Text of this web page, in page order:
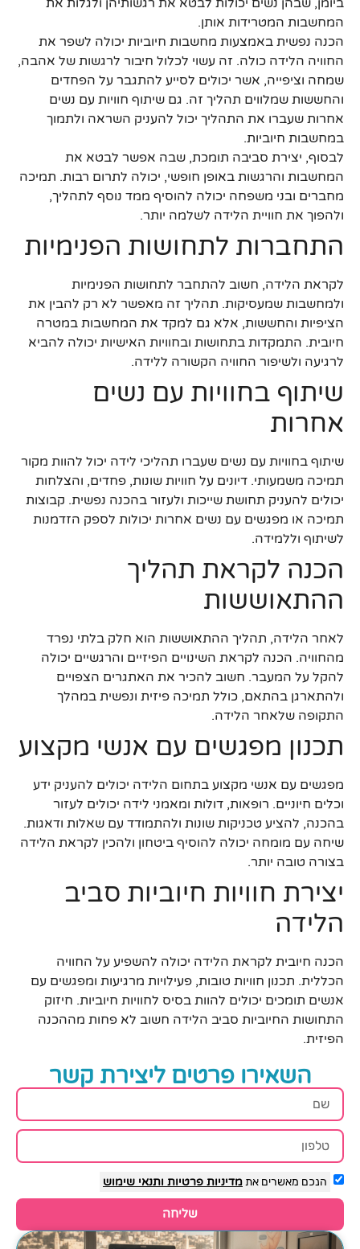
המחשבות המטרידות אותן.
הכנה נפשית באמצעות מחשבות חיוביות יכולה לשפר את
החוויה הלידה כולה. זה עשוי לכלול חיבור לרגשות של אהבה,
שמחה וציפייה, אשר יכולים לסייע להתגבר על הפחדים
והחששות שמלווים תהליך זה. גם שיתוף חוויות עם נשים
אחרות שעברו את התהליך יכול להעניק השראה ולתמוך
במחשבות חיוביות.
לבסוף, יצירת סביבה תומכת, שבה אפשר לבטא את
המחשבות והרגשות באופן חופשי, יכולה לתרום רבות. תמיכה
מחברים ובני משפחה יכולה להוסיף ממד נוסף לתהליך,
ולהפוך את חוויית הלידה לשלמה יותר.
התחברות לתחושות הפנימיות
לקראת הלידה, חשוב להתחבר לתחושות הפנימיות
ולמחשבות שמעסיקות. תהליך זה מאפשר לא רק להבין את
הציפיות והחששות, אלא גם למקד את המחשבות במטרה
חיובית. התמקדות בתחושות ובחוויות האישיות יכולה להביא
לרגיעה ולשיפור החוויה הקשורה ללידה.
שיתוף בחוויות עם נשים
אחרות
שיתוף בחוויות עם נשים שעברו תהליכי לידה יכול להוות מקור
תמיכה משמעותי. דיונים על חוויות שונות, פחדים, והצלחות
יכולים להעניק תחושת שייכות ולעזור בהכנה נפשית. קבוצות
תמיכה או מפגשים עם נשים אחרות יכולות לספק הזדמנות
לשיתוף וללמידה.
הכנה לקראת תהליך
ההתאוששות
לאחר הלידה, תהליך ההתאוששות הוא חלק בלתי נפרד
מהחוויה. הכנה לקראת השינויים הפיזיים והרגשיים יכולה
להקל על המעבר. חשוב להכיר את האתגרים הצפויים
ולהתארגן בהתאם, כולל תמיכה פיזית ונפשית במהלך
התקופה שלאחר הלידה.
תכנון מפגשים עם אנשי מקצוע
מפגשים עם אנשי מקצוע בתחום הלידה יכולים להעניק ידע
וכלים חיוניים. רופאות, דולות ומאמני לידה יכולים לעזור
בהכנה, להציע טכניקות שונות ולהתמודד עם שאלות ודאגות.
שיחה עם מומחה יכולה להוסיף ביטחון ולהכין לקראת הלידה
בצורה טובה יותר.
יצירת חוויות חיוביות סביב
הלידה
הכנה חיובית לקראת הלידה יכולה להשפיע על החוויה
הכללית. תכנון חוויות טובות, פעילויות מרגיעות ומפגשים עם
אנשים תומכים יכולים להוות בסיס לחוויות חיוביות. חיזוק
התחושות החיוביות סביב הלידה חשוב לא פחות מההכנה
הפיזית.
השאירו פרטים ליצירת קשר
הנכם מאשרים אתמדיניות פרטיות ותנאי שימוש
שליחה